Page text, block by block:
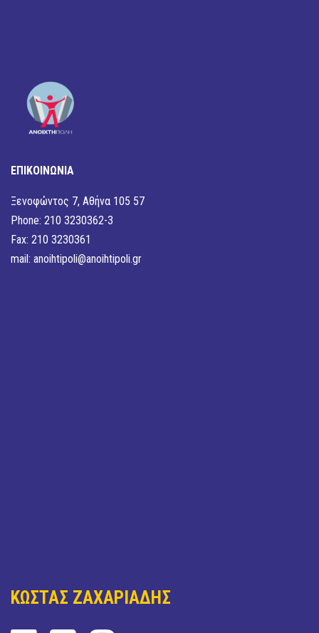
ΕΠΙΚΟΙΝΩΝΙΑ
Ξενοφώντος 7, Αθήνα 105 57
Phone: 210 3230362-3
Fax: 210 3230361
mail: anoihtipoli@anoihtipoli.gr
ΚΩΣΤΑΣ ΖΑΧΑΡΙΑΔΗΣ